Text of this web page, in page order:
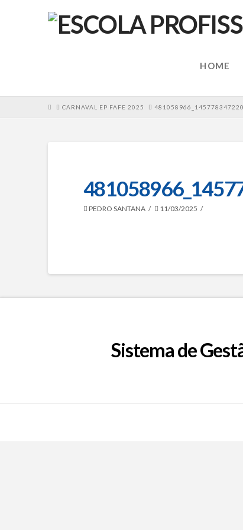
HOME
HOME
CARNAVAL EP FAFE 2025
PEDRO SANTANA 11/03/2025
Sistema de